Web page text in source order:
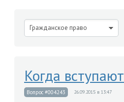
Гражданское право
Когда
Вопрос #004243 26.09.2015 в 13:47